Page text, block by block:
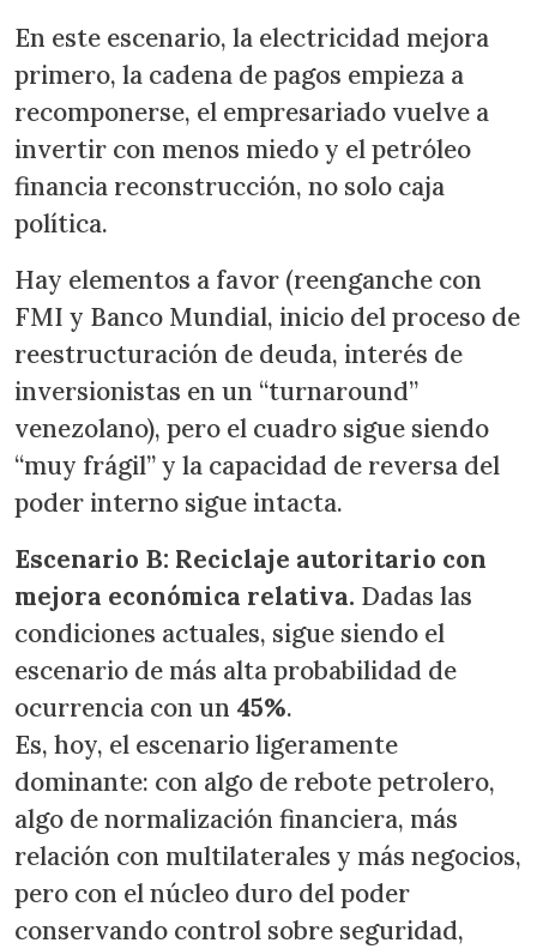
En este escenario, la electricidad mejora
primero, la cadena de pagos empieza a
recomponerse, el empresariado vuelve a
invertir con menos miedo y el petróleo
financia reconstrucción, no solo caja
política.
Hay elementos a favor (reenganche con
FMI y Banco Mundial, inicio del proceso de
reestructuración de deuda, interés de
inversionistas en un “turnaround”
venezolano), pero el cuadro sigue siendo
“muy frágil” y la capacidad de reversa del
poder interno sigue intacta.
Escenario B: Reciclaje autoritario con
mejora económica relativa. Dadas las
condiciones actuales, sigue siendo el
escenario de más alta probabilidad de
ocurrencia con un 45%.
Es, hoy, el escenario ligeramente
dominante: con algo de rebote petrolero,
algo de normalización financiera, más
relación con multilaterales y más negocios,
pero con el núcleo duro del poder
conservando control sobre seguridad,